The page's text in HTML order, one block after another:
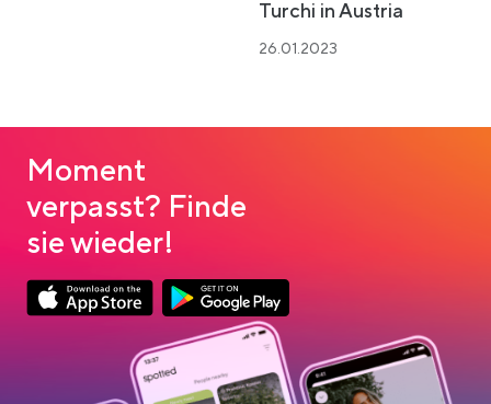
Turchi in Austria
26.01.2023
Moment
verpasst? Finde
sie wieder!
Link opens in a new tabLink opens in a new tab
Google Play Download